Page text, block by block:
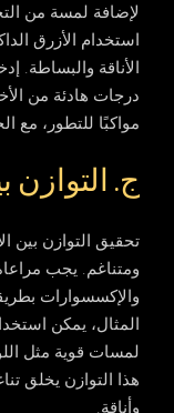
لإضافة لمسة من
استخدام الأزرق
الأناقة والبساطة.
درجات هادئة من
مواكبًا للتطور، مع
ج. التوازن
تحقيق التوازن بين
ومتناغم. يجب مراعاة
والإكسسوارات
المثال، يمكن
لمسات قوية مثل
هذا التوازن يخلق
وأناقة.